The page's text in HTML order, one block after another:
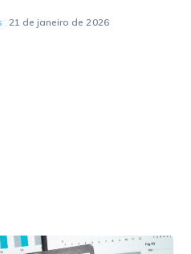
21 de janeiro de 2026